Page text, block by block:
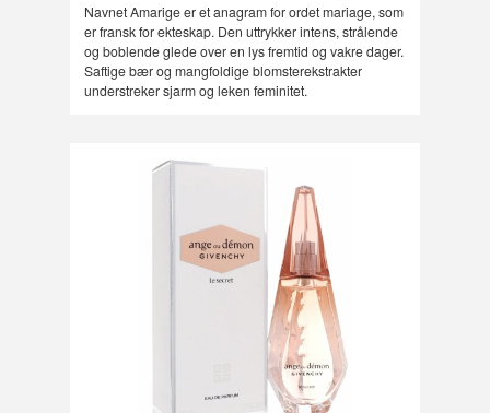
Navnet Amarige er et anagram for ordet mariage, som
er fransk for ekteskap. Den uttrykker intens, strålende
og boblende glede over en lys fremtid og vakre dager.
Saftige bær og mangfoldige blomsterekstrakter
understreker sjarm og leken feminitet.